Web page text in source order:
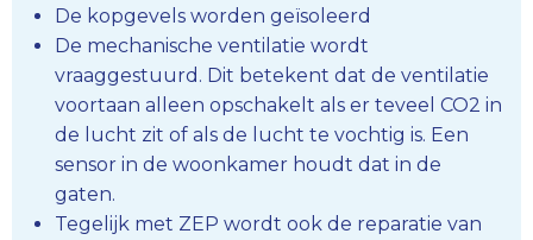
De kopgevels worden geïsoleerd
De mechanische ventilatie wordt
vraaggestuurd. Dit betekent dat de ventilatie
voortaan alleen opschakelt als er teveel CO2 in
de lucht zit of als de lucht te vochtig is. Een
sensor in de woonkamer houdt dat in de
gaten.
Tegelijk met ZEP wordt ook de reparatie van